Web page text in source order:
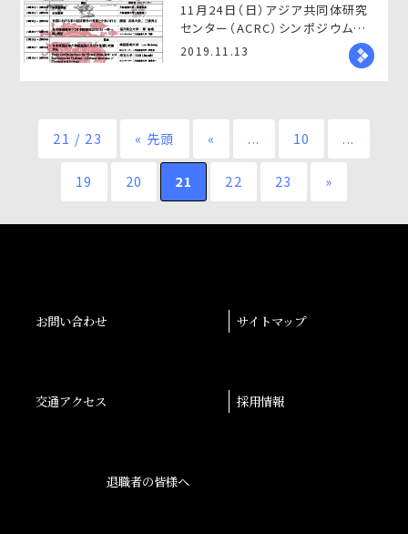
11月24日（日）アジア共同体研究
センター（ACRC）シンポジウム開
催いたします。
2019.11.13
21 / 23 « 先頭 « ... 10 ...
19 20 21 22 23 »
お問い合わせ サイトマップ
交通アクセス 採用情報
退職者の皆様へ